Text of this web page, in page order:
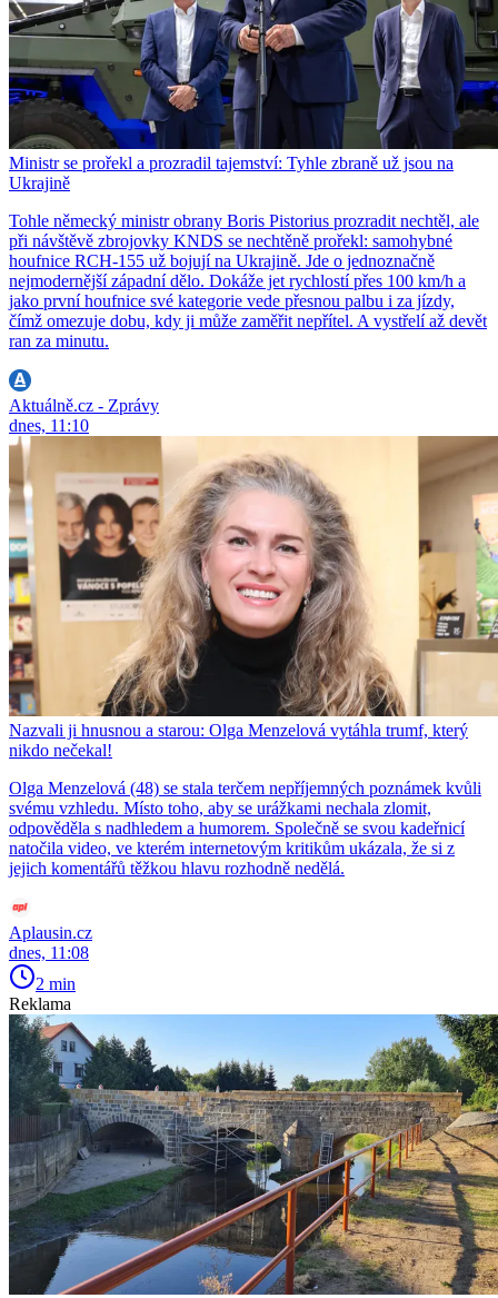
Ministr se prořekl a prozradil tajemství: Tyhle zbraně už jsou na
Ukrajině
Tohle německý ministr obrany Boris Pistorius prozradit nechtěl, ale
při návštěvě zbrojovky KNDS se nechtěně prořekl: samohybné
houfnice RCH-155 už bojují na Ukrajině. Jde o jednoznačně
nejmodernější západní dělo. Dokáže jet rychlostí přes 100 km/h a
jako první houfnice své kategorie vede přesnou palbu i za jízdy,
čímž omezuje dobu, kdy ji může zaměřit nepřítel. A vystřelí až devět
ran za minutu.
Aktuálně.cz - Zprávy
dnes, 11:10
Nazvali ji hnusnou a starou: Olga Menzelová vytáhla trumf, který
nikdo nečekal!
Olga Menzelová (48) se stala terčem nepříjemných poznámek kvůli
svému vzhledu. Místo toho, aby se urážkami nechala zlomit,
odpověděla s nadhledem a humorem. Společně se svou kadeřnicí
natočila video, ve kterém internetovým kritikům ukázala, že si z
jejich komentářů těžkou hlavu rozhodně nedělá.
Aplausin.cz
dnes, 11:08
2 min
Reklama